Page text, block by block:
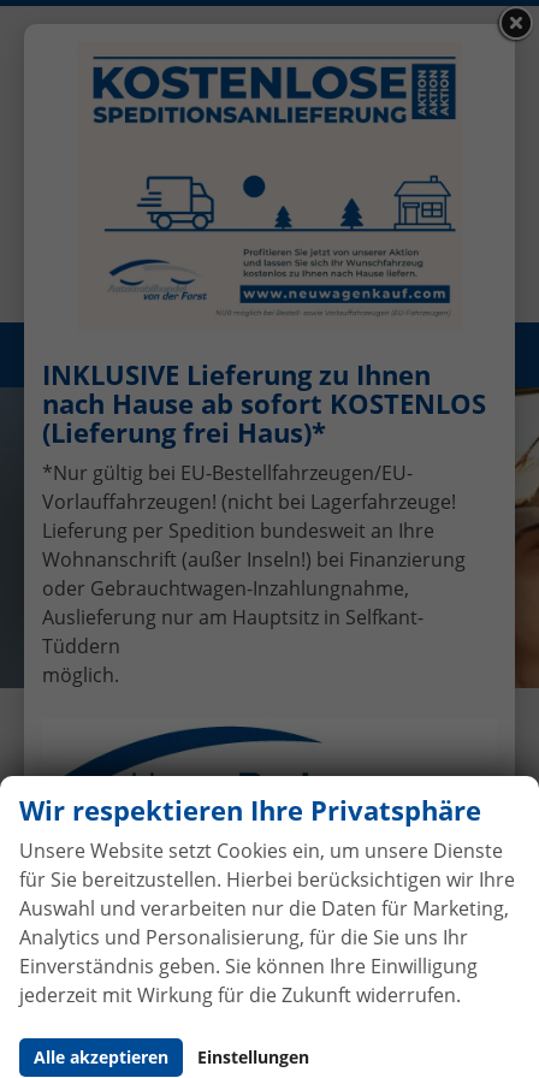
Öffnungszeiten: Mo - Fr 08.00 - 17.00
Registrieren
Übergabe eines EU-
Neufahrzeuges Dacia Logan MCV
an Familie Friedrich
20.7.2017 • Auslieferungen
Wir respektieren Ihre Privatsphäre
Unsere Website setzt Cookies ein, um unsere Dienste
für Sie bereitzustellen. Hierbei berücksichtigen wir Ihre
Auswahl und verarbeiten nur die Daten für Marketing,
Analytics und Personalisierung, für die Sie uns Ihr
Einverständnis geben. Sie können Ihre Einwilligung
jederzeit mit Wirkung für die Zukunft widerrufen.
Alle akzeptieren Einstellungen
INKLUSIVE Lieferung zu Ihnen
nach Hause ab sofort KOSTENLOS
(Lieferung frei Haus)*
*Nur gültig bei EU-Bestellfahrzeugen/EU-
Vorlauffahrzeugen! (nicht bei Lagerfahrzeuge!
Lieferung per Spedition bundesweit an Ihre
Wohnanschrift (außer Inseln!) bei Finanzierung
oder Gebrauchtwagen-Inzahlungnahme,
Auslieferung nur am Hauptsitz in Selfkant-
Tüddern
möglich.
Autokaufohne Anzahlungbei
Vertragsabschluss
Beim Automobilhandel von der Forst genießen Sie
maximale Sicherheit und Transparenz. Bei uns